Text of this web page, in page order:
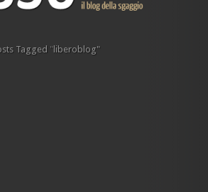
Tagged " liberoblog"